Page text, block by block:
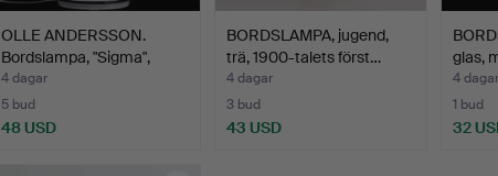
OLLE ANDERSSON.
Bordslampa, "Sigma",
Borén…
4 dagar
5 bud
48 USD
BORDSLAMPA, jugend,
trä, 1900-talets först…
4 dagar
3 bud
43 USD
glas,
4 dagar
1 bud
32